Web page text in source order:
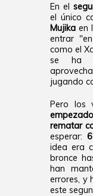
En el
el único
Mujika en
entrar
como el
se ha
jugando
Pero los
rematar
esperar:
idea era
bronce
han
errores, y
este